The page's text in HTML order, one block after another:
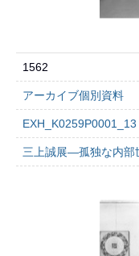
1562
アーカイブ個別資料
EXH_K0259P0001_13
三上誠展―孤独な内